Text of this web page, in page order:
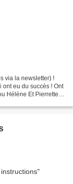
via la newsletter) !
eu du succès ! Ont
Hélène Et Pierrette...